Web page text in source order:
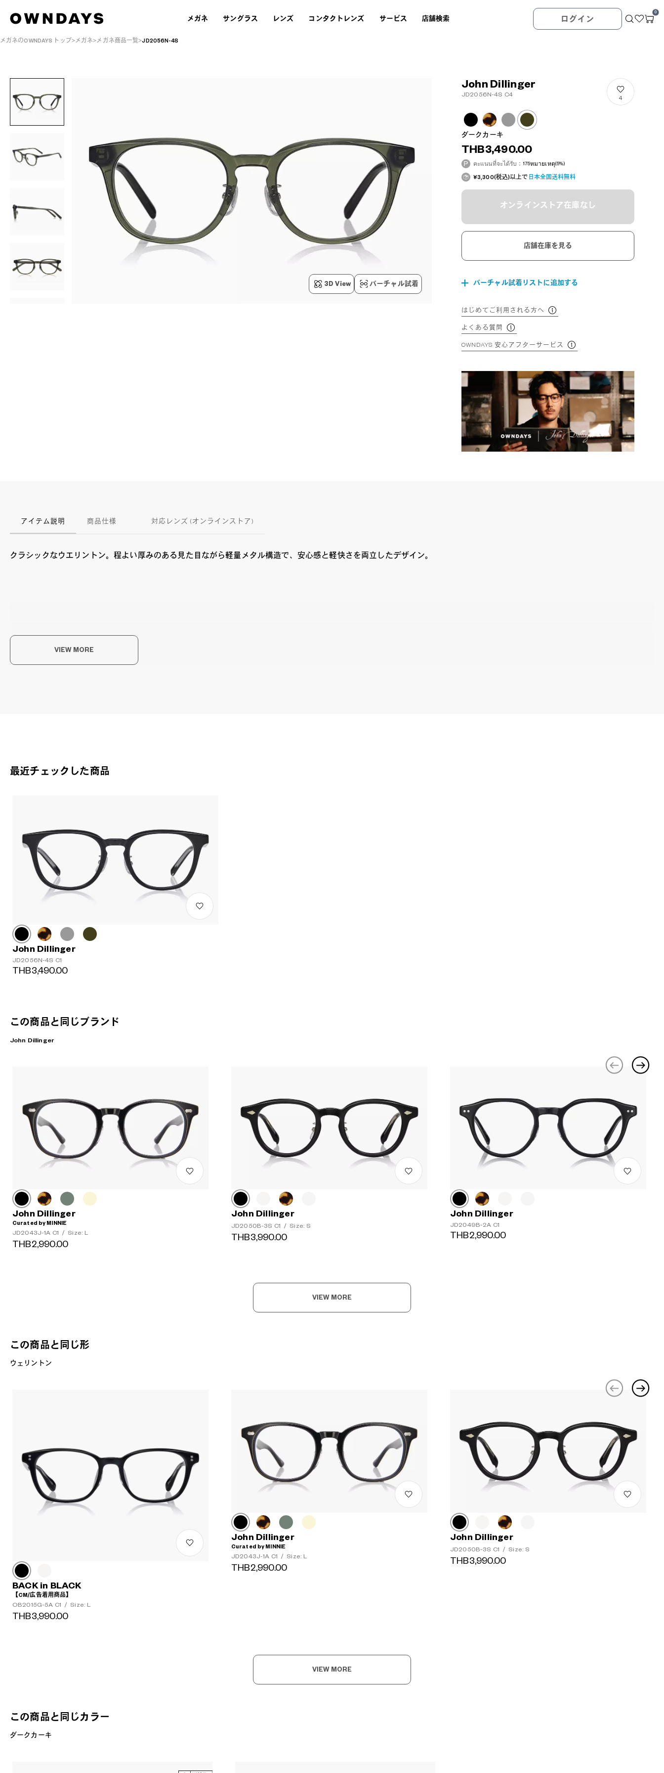
メガネ サングラス レンズ コンタクトレンズ サービス 店舗検索 ログイン
0
メガネのOWNDAYS トップ メガネ メガネ商品一覧 JD2056N-4S
3D View バーチャル試着
John Dillinger
JD2056N-4S C4
4
ダークカーキ
THB3,490.00
คะแนนที่จะได้รับ：175หมายเหตุ(5%)
¥3,300(税込)以上で 日本全国送料無料
オンラインストア在庫なし
店舗在庫を見る
バーチャル試着リストに追加する
はじめてご利用される方へ
よくある質問
OWNDAYS 安心アフターサービス
アイテム説明 商品仕様 対応レンズ (オンラインストア)
クラシックなウエリントン。程よい厚みのある見た目ながら軽量メタル構造で、安心感と軽快さを両立したデザイン。
VIEW MORE
最近チェックした商品
John Dillinger
JD2056N-4S C1
THB3,490.00
この商品と同じブランド
John Dillinger
John Dillinger
Curated by MINNIE
JD2043J-1A C1 / Size: L
THB2,990.00
John Dillinger
JD2050B-3S C1 / Size: S
THB3,990.00
John Dillinger
JD2049B-2A C1
THB2,990.00
VIEW MORE
この商品と同じ形
ウェリントン
BACK in BLACK
【CM/広告着用商品】
OB2015G-5A C1 / Size: L
THB3,990.00
John Dillinger
Curated by MINNIE
JD2043J-1A C1 / Size: L
THB2,990.00
John Dillinger
JD2050B-3S C1 / Size: S
THB3,990.00
VIEW MORE
この商品と同じカラー
ダークカーキ